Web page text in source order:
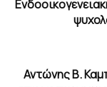
Αντώνης B.